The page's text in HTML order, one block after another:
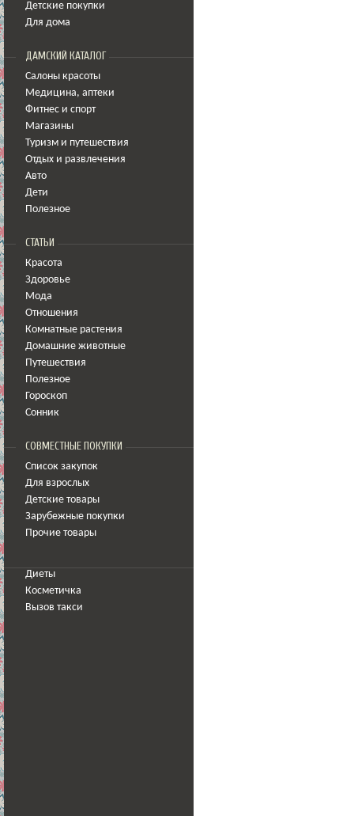
Детские покупки
Для дома
ДАМСКИЙ КАТАЛОГ
Салоны красоты
Медицина, аптеки
Фитнес и спорт
Магазины
Туризм и путешествия
Отдых и развлечения
Авто
Дети
Полезное
СТАТЬИ
Красота
Здоровье
Мода
Отношения
Комнатные растения
Домашние животные
Путешествия
Полезное
Гороскоп
Сонник
СОВМЕСТНЫЕ ПОКУПКИ
Список закупок
Для взрослых
Детские товары
Зарубежные покупки
Прочие товары
Диеты
Косметичка
Вызов такси